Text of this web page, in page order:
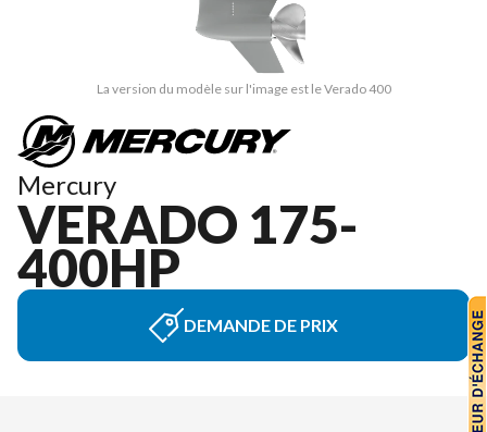
La version du modèle sur l'image est le Verado 400
Mercury
VERADO 175-
400HP
DEMANDE DE PRIX